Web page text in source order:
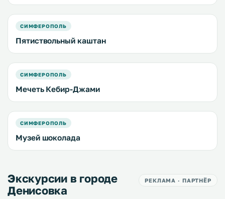
СИМФЕРОПОЛЬ
Пятиствольный каштан
СИМФЕРОПОЛЬ
Мечеть Кебир-Джами
СИМФЕРОПОЛЬ
Музей шоколада
Экскурсии в городе
Денисовка
РЕКЛАМА · ПАРТНЁР